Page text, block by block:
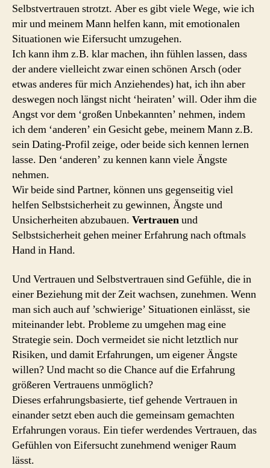
Selbstvertrauen strotzt. Aber es gibt viele Wege, wie ich
mir und meinem Mann helfen kann, mit emotionalen
Situationen wie Eifersucht umzugehen.
Ich kann ihm z.B. klar machen, ihn fühlen lassen, dass
der andere vielleicht zwar einen schönen Arsch (oder
etwas anderes für mich Anziehendes) hat, ich ihn aber
deswegen noch längst nicht ‘heiraten’ will. Oder ihm die
Angst vor dem ‘großen Unbekannten’ nehmen, indem
ich dem ‘anderen’ ein Gesicht gebe, meinem Mann z.B.
sein Dating-Profil zeige, oder beide sich kennen lernen
lasse. Den ‘anderen’ zu kennen kann viele Ängste
nehmen.
Wir beide sind Partner, können uns gegenseitig viel
helfen Selbstsicherheit zu gewinnen, Ängste und
Unsicherheiten abzubauen. Vertrauenund
Selbstsicherheit gehen meiner Erfahrung nach oftmals
Hand in Hand.
Und Vertrauen und Selbstvertrauen sind Gefühle, die in
einer Beziehung mit der Zeit wachsen, zunehmen. Wenn
man sich auch auf ’schwierige’ Situationen einlässt, sie
miteinander lebt. Probleme zu umgehen mag eine
Strategie sein. Doch vermeidet sie nicht letztlich nur
Risiken, und damit Erfahrungen, um eigener Ängste
willen? Und macht so die Chance auf die Erfahrung
größeren Vertrauens unmöglich?
Dieses erfahrungsbasierte, tief gehende Vertrauen in
einander setzt eben auch die gemeinsam gemachten
Erfahrungen voraus. Ein tiefer werdendes Vertrauen, das
Gefühlen von Eifersucht zunehmend weniger Raum
lässt.